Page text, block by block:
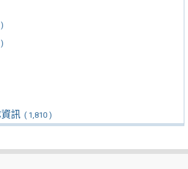
訊 ( 1,810 )